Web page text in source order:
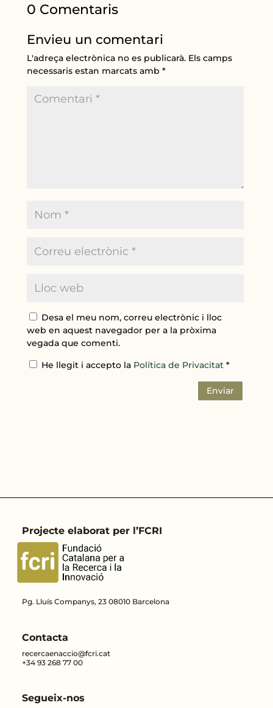
0 Comentaris
Envieu un comentari
L'adreça electrònica no es publicarà. Els camps
necessaris estan marcats amb*
Desa el meu nom, correu electrònic i lloc
web en aquest navegador per a la pròxima
vegada que comenti.
He llegit i accepto la Política de Privacitat*
Enviar
Projecte elaborat per l’FCRI
Pg. Lluís Companys, 23 08010 Barcelona
Contacta
recercaenaccio@fcri.cat
+34 93 268 77 00
Segueix-nos